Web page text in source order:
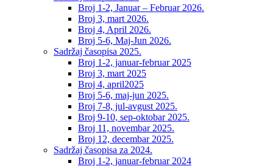
Broj 1-2, Januar – Februar 2026.
Broj 3, mart 2026.
Broj 4, April 2026.
Broj 5-6, Maj-Jun 2026.
Sadržaj časopisa 2025.
Broj 1-2, januar-februar 2025
Broj 3, mart 2025
Broj 4, april2025
Broj 5-6, maj-jun 2025.
Broj 7-8, jul-avgust 2025.
Broj 9-10, sep-oktobar 2025.
Broj 11, novembar 2025.
Broj 12, decembar 2025.
Sadržaj časopisa za 2024.
Broj 1-2, januar-februar 2024